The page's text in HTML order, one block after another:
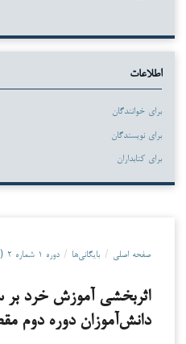
اطلاعات
برای خوانندگان
برای نویسندگان
برای کتابداران
صفحه اصلی / بایگانی‌ها / دوره ۱ شماره ۲ (۱۴۰۱): پیاپی ۲
اثربخشی آموزش خرد بر
دانش‌آموزان دوره دوم